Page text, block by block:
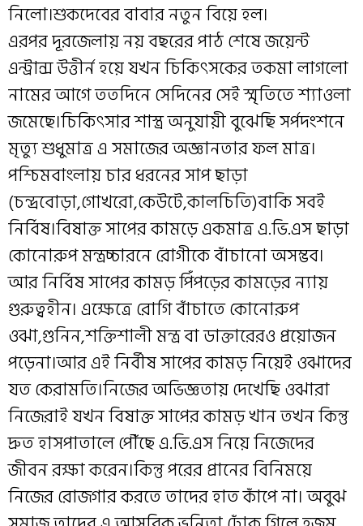
নিলো।শুকদেবের বাবার নতুন বিয়ে হল।
এরপর দূরজেলায় নয় বছরের পাঠ শেষে জয়েন্ট
এন্ট্রান্স উত্তীর্ন হয়ে যখন চিকিৎসকের তকমা লাগলো
নামের আগে ততদিনে সেদিনের সেই স্মৃতিতে শ্যাওলা
জমেছে।চিকিৎসার শাস্ত্র অনুযায়ী বুঝেছি সর্পদংশনে
মৃত্যু শুধুমাত্র এ সমাজের অজ্ঞানতার ফল মাত্র।
পশ্চিমবাংলায় চার ধরনের সাপ ছাড়া
(চন্দ্রবোড়া,গোখরো,কেউটে,কালচিতি)বাকি সবই
নির্বিষ।বিষাক্ত সাপের কামড়ে একমাত্র এ.ভি.এস ছাড়া
কোনোরুপ মন্ত্রচ্চারনে রোগীকে বাঁচানো অসম্ভব।
আর নির্বিষ সাপের কামড় পিঁপড়ের কামড়ের ন্যায়
গুরুত্বহীন। এক্ষেত্রে রোগি বাঁচাতে কোনোরুপ
ওঝা,গুনিন,শক্তিশালী মন্ত্র বা ডাক্তারেরও প্রয়োজন
পড়েনা।আর এই নির্বীষ সাপের কামড় নিয়েই ওঝাদের
যত কেরামতি।নিজের অভিজ্ঞতায় দেখেছি ওঝারা
নিজেরাই যখন বিষাক্ত সাপের কামড় খান তখন কিন্তু
দ্রুত হাসপাতালে পৌঁছে এ.ভি.এস নিয়ে নিজেদের
জীবন রক্ষা করেন।কিন্তু পরের প্রানের বিনিময়ে
নিজের রোজগার করতে তাদের হাত কাঁপে না। অবুঝ